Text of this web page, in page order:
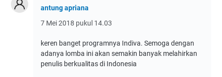
antung apriana
7 Mei 2018 pukul 14.03
keren banget programnya Indiva. Semoga dengan
adanya lomba ini akan semakin banyak melahirkan
penulis berkualitas di Indonesia